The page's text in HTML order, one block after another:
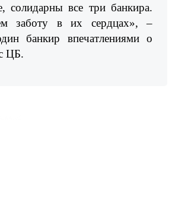
солидарны все три банкира.
заботу в их сердцах», –
банкир впечатлениями о
ЦБ.